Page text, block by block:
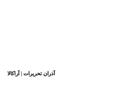
آذران تحریرات | آراکالا